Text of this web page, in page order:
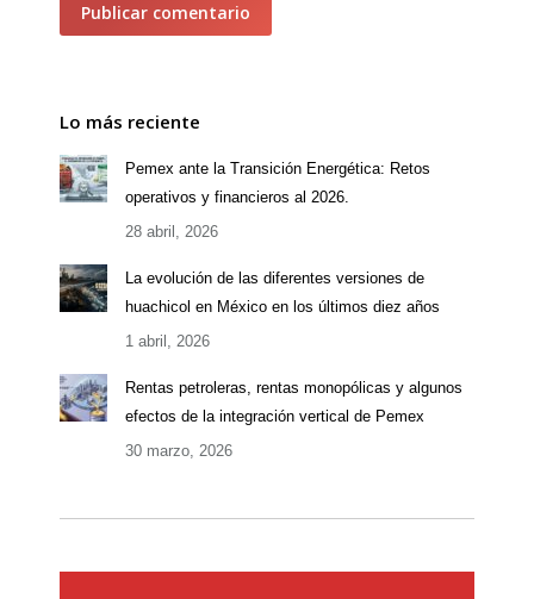
Publicar comentario
Lo más reciente
Pemex ante la Transición Energética: Retos
operativos y financieros al 2026.
28 abril, 2026
La evolución de las diferentes versiones de
huachicol en México en los últimos diez años
1 abril, 2026
Rentas petroleras, rentas monopólicas y algunos
efectos de la integración vertical de Pemex
30 marzo, 2026